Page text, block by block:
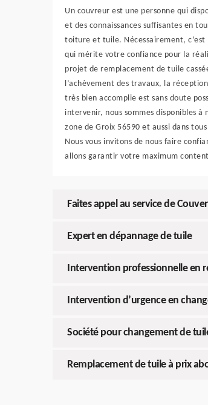
Un couvreur est une personne qui
et des connaissances suffisantes en
toiture et tuile. Nécessairement,
qui mérite votre confiance pour la
projet de remplacement de tuile
l’achèvement des travaux, la
très bien accomplie est sans doute
intervenir, nous sommes disponibles à
zone de Groix 56590 et aussi dans
Nous vous invitons de nous faire
allons garantir votre maximum
Faites appel au service de
Expert en dépannage de tuile
Intervention professionnelle en
Intervention d’urgence en
Société pour changement de
Remplacement de tuile à prix